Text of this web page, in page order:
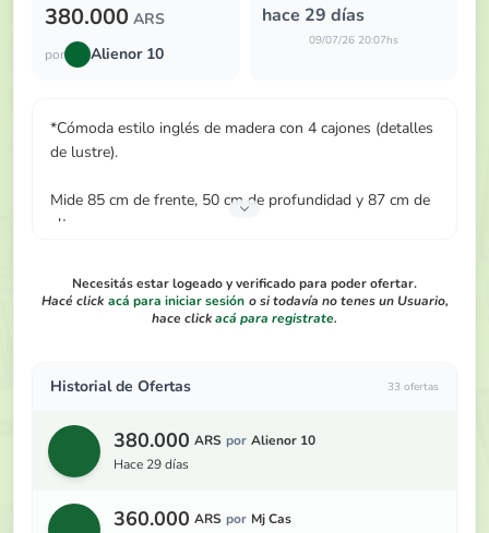
380.000 ARS
por Alienor 10
hace 29 días
09/07/26 20:07hs
*Cómoda estilo inglés de madera con 4 cajones (detalles
de lustre).
Mide 85 cm de frente, 50 cm de profundidad y 87 cm de
alto.
Necesitás estar logeado y verificado para poder ofertar.
Hacé click acá para iniciar sesión o si todavía no tenes un Usuario,
hace clickacá para registrate.
Historial de Ofertas 33 ofertas
380.000 ARS por Alienor 10
hace 29 días
360.000 ARS por Mj Cas